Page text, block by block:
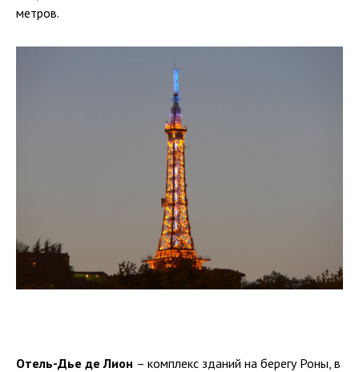
метров.
Отель-Дье де Лион – комплекс зданий на берегу Роны, в